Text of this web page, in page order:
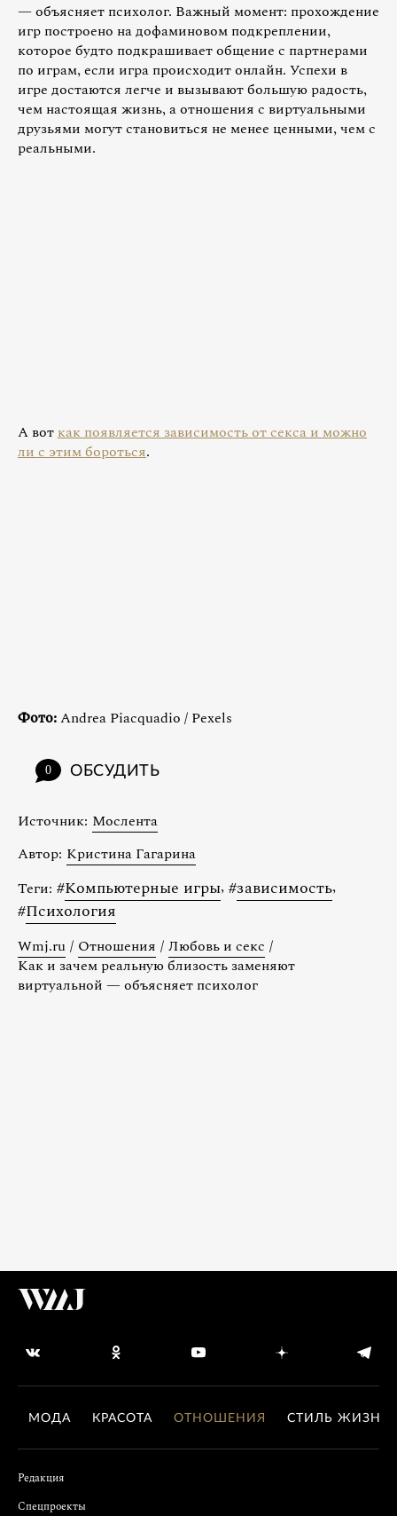
— объясняет психолог. Важный момент: прохождение
игр построено на дофаминовом подкреплении,
которое будто подкрашивает общение с партнерами
по играм, если игра происходит онлайн. Успехи в
игре достаются легче и вызывают большую радость,
чем настоящая жизнь, а отношения с виртуальными
друзьями могут становиться не менее ценными, чем с
реальными.
А воткак появляется зависимость от секса и можно
ли с этим бороться.
Фото:Andrea Piacquadio / Pexels
0 ОБСУДИТЬ
Источник: Мослента
Автор: Кристина Гагарина
Теги: #Компьютерные игры, #зависимость,
#Психология
Wmj.ru / Отношения / Любовь и секс /
Как и зачем реальную близость заменяют
виртуальной — объясняет психолог
МОДА КРАСОТА ОТНОШЕНИЯ СТИЛЬ ЖИЗНИ
Редакция
Спецпроекты